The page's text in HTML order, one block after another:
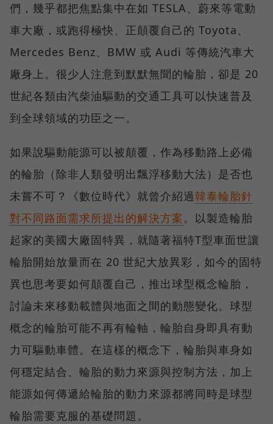
們，幾乎都把焦點集中在如 TESLA、蔚來等電動
車大廠，或跑得極快、正顛覆自己的 Toyota、
Mercedes Benz、BMW 或 Audi 等傳統汽車大
廠身上。很少人注意到默默無聞的輪胎，卻是 20
世紀各類由汽柴油驅動的交通工具可以快速普及
到全球領域的功臣之一。
如果說驅動能源可以被顛覆，作為移動路上必備
的輪胎（除非人類發明出飄浮移動大法）是否也
未嘗不可？《數位時代》就曾介紹過韓泰輪胎針
對不同路面需求所提出的解決方案。以製造輪胎
起家的美國大廠固特異，就隨著福特T型車面世讓
輪胎開始放量而在 20 世紀大放異彩，如今的固特
異也思考要如何顛覆自己，推出球型概念輪胎，
討論未來移動載體與地面之間的動態變化。球型
概念的輪胎可能不再有輪軸，輪胎自身即具有動
力可驅動車體。在這樣的概念下，輪胎與車身如
何穩定結合、輪胎的動力來源與控制方法，加上
能源如何傳遞給輪胎的動力來源都將同時是球型
輪胎需要克服的基礎問題。